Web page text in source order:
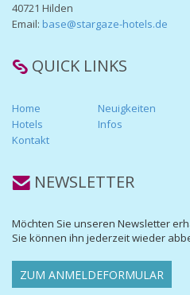
40721 Hilden
Email: base@stargaze-hotels.de
QUICK LINKS
Home
Neuigkeiten
Hotels
Infos
Kontakt
NEWSLETTER
Möchten Sie unseren Newsletter
Sie können ihn jederzeit wieder